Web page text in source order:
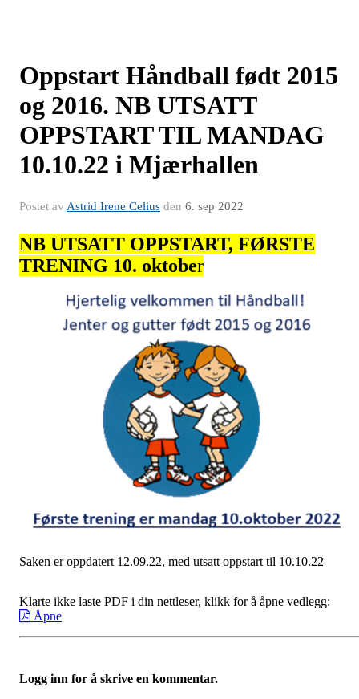
Oppstart Håndball født 2015
og 2016. NB UTSATT
OPPSTART TIL MANDAG
10.10.22 i Mjærhallen
Postet av Astrid Irene Celius den 6. sep 2022
NB UTSATT OPPSTART, FØRSTE
TRENING 10. oktober
Saken er oppdatert 12.09.22, med utsatt oppstart til 10.10.22
Klarte ikke laste PDF i din nettleser, klikk for å åpne vedlegg:
Åpne
Logg inn for å skrive en kommentar.